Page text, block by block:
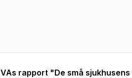
rapport "De små